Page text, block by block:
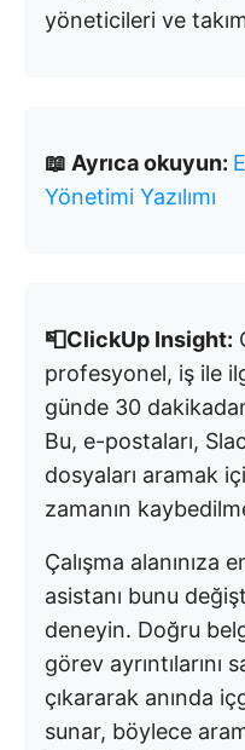
yöneticileri ve
📖 Ayrıca okuyun:
Yönetimi Yazılımı
📮ClickUp Insight:
profesyonel, iş ile
günde 30
Bu, e-postaları,
dosyaları aramak
zamanın
Çalışma alanınıza
asistanı bunu
deneyin. Doğru
görev
çıkararak anında
sunar, böylece